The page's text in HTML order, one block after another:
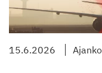
15.6.2026